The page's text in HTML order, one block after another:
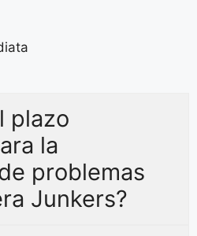
plazo
la
problemas
Junkers?